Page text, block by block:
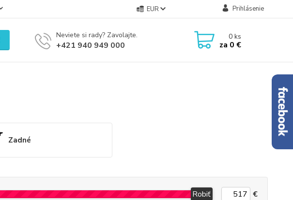
EUR Prihlásenie
Neviete si rady? Zavolajte.
+421 940 949 000
0ks
za 0 €
Zadné
Robiť €